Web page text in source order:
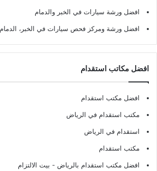
افضل ورشة سيارات في الخبر والدمام
افضل ورشة ومركز فحص سيارات في الخبر، الدمام
افضل مكاتب استقدام
افضل مكتب استقدام
مكتب استقدام في الرياض
استقدام في الرياض
مكتب استقدام
افضل مكتب استقدام بالرياض - بيت الالتزام